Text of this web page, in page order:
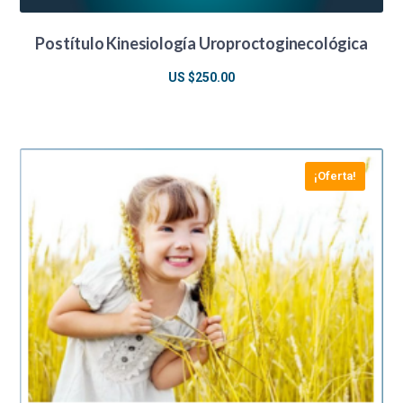
Postítulo Kinesiología Uroproctoginecológica
US $250.00
¡Oferta!